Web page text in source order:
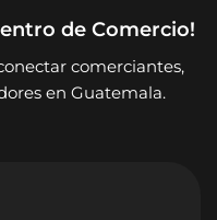
de Comercio!
comerciantes,
en Guatemala.